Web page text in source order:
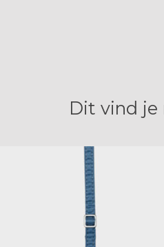
Dit vind je